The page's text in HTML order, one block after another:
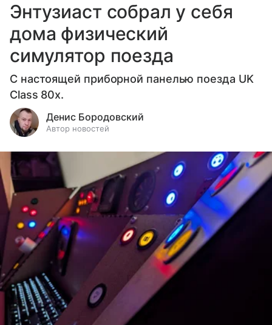
Энтузиаст собрал у себя
дома физический
симулятор поезда
С настоящей приборной панелью поезда UK
Class 80x.
Денис Бородовский
Автор новостей